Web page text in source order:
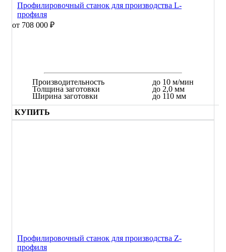
Профилировочный станок для производства L-
профиля
от 708 000 ₽
Производительность
Толщина заготовки
Ширина заготовки
до 10 м/мин
до 2,0 мм
до 110 мм
КУПИТЬ
Профилировочный станок для производства Z-
профиля